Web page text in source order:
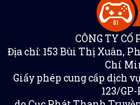
CÔNG TY
Địa chỉ: 153 Bùi Thị Xuân,
Chí
Giấy phép cung cấp dịch
123/